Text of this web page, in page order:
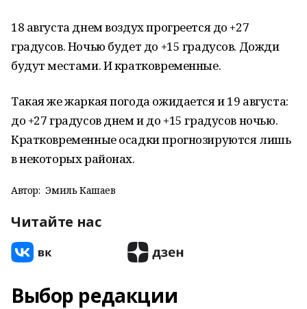
18 августа днем воздух прогреется до +27
градусов. Ночью будет до +15 градусов. Дожди
будут местами. И кратковременные.
Такая же жаркая погода ожидается и 19 августа:
до +27 градусов днем и до +15 градусов ночью.
Кратковременные осадки прогнозируются лишь
в некоторых районах.
Автор: Эмиль Кашаев
Читайте нас
Выбор редакции